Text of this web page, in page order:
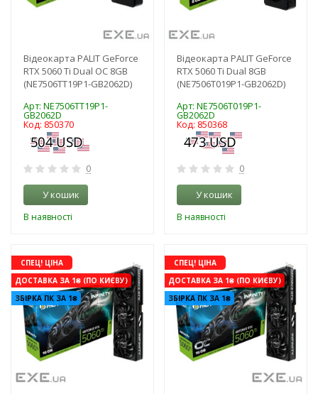
Відеокарта PALIT GeForce
RTX 5060 Ti Dual OC 8GB
(NE7506TT19P1-GB2062D)
Арт: NE7506TT19P1-
GB2062D
Код: 850370
0
У кошик
В наявності
Відеокарта PALIT GeForce
RTX 5060 Ti Dual 8GB
(NE7506T019P1-GB2062D)
Арт: NE7506T019P1-
GB2062D
Код: 850368
0
У кошик
В наявності
СПЕЦ! ЦІНА
ДОСТАВКА ЗА 1₴ (ПО КИЄВУ)
ЗБІРКА ПК ЗА 1₴
-3%
СПЕЦ! ЦІНА
ДОСТАВКА ЗА 1₴ (ПО КИЄВУ)
ЗБІРКА ПК ЗА 1₴
-3%